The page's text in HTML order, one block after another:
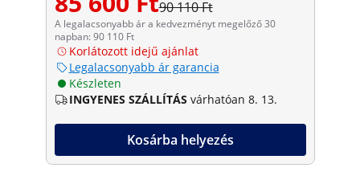
90 110 Ft
A legalacsonyabb ár a kedvezményt megelőző 30
napban: 90 110 Ft
Korlátozott idejű ajánlat
Legalacsonyabb ár garancia
Készleten
INGYENES SZÁLLÍTÁS várhatóan 8. 13.
Kosárba helyezés